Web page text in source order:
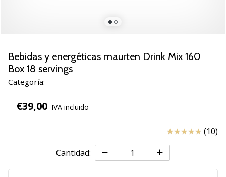
Navidad
para
jugadores
de
¡Nuestros
Bebidas y energéticas maurten Drink Mix 160
Box 18 servings
Categoría:
€39,00 IVA incluido
Reseña
(10)
Cantidad: